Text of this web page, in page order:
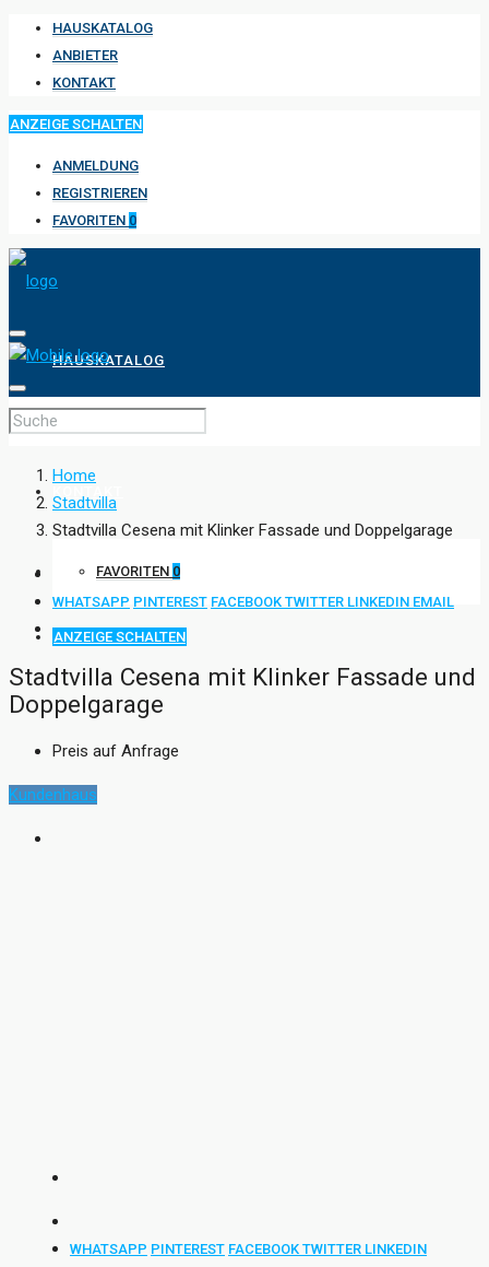
HAUSKATALOG
ANBIETER
KONTAKT
ANZEIGE SCHALTEN
ANMELDUNG
REGISTRIEREN
FAVORITEN 0
HAUSKATALOG
ANBIETER
FAVORITEN 0
ANZEIGE SCHALTEN
Home
Stadtvilla
Stadtvilla Cesena mit Klinker Fassade und Doppelgarage
WHATSAPP PINTEREST FACEBOOK TWITTER LINKEDIN EMAIL
Stadtvilla Cesena mit Klinker Fassade und
Doppelgarage
Preis auf Anfrage
Kundenhaus
WHATSAPP PINTEREST FACEBOOK TWITTER LINKEDIN